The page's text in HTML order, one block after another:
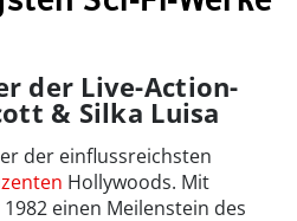
der Live-Action-
& Silka Luisa
der einflussreichsten
Hollywoods. Mit
einen Meilenstein des